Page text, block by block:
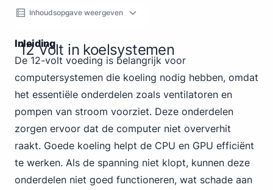
Inhoudsopgave weergeven
Inleiding
12 Volt in koelsystemen
De 12-volt voeding is belangrijk voor
computersystemen die koeling nodig hebben, omdat
het essentiële onderdelen zoals ventilatoren en
pompen van stroom voorziet. Deze onderdelen
zorgen ervoor dat de computer niet oververhit
raakt. Goede koeling helpt de CPU en GPU efficiënt
te werken. Als de spanning niet klopt, kunnen deze
onderdelen niet goed functioneren, wat schade aan